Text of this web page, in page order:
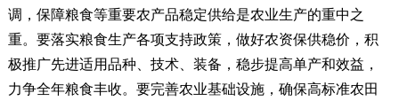
调，保障粮食等重要农产品稳定供给是农业生产的重中之
重。要落实粮食生产各项支持政策，做好农资保供稳价，积
极推广先进适用品种、技术、装备，稳步提高单产和效益，
力争全年粮食丰收。要完善农业基础设施，确保高标准农田